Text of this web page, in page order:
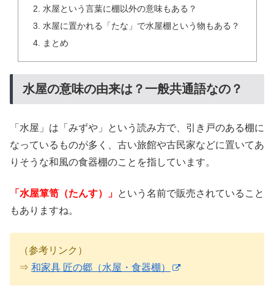
水屋という言葉に棚以外の意味もある？
水屋に置かれる「たな」で水屋棚という物もある？
まとめ
水屋の意味の由来は？一般共通語なの？
「水屋」は「みずや」という読み方で、引き戸のある棚に
なっているものが多く、古い旅館や古民家などに置いてあ
りそうな和風の食器棚のことを指しています。
「水屋箪笥（たんす）」 という名前で販売されていること
もありますね。
（参考リンク）
⇒ 和家具 匠の郷（水屋・食器棚）